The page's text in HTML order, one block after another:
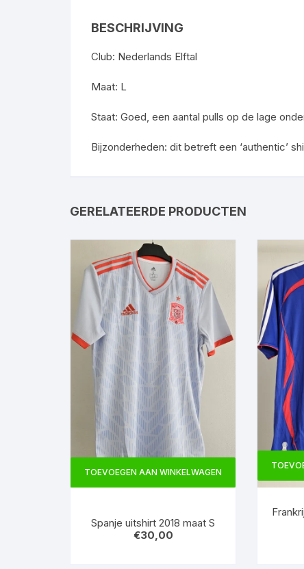
BESCHRIJVING
Club: Nederlands Elftal
Maat: L
Staat: Goed, een aantal pulls op de lage
Bijzonderheden: dit betreft een ‘authentic’
GERELATEERDE PRODUCTEN
TOEVOEGEN AAN WINKELWAGEN
Spanje uitshirt 2018 maat S
€30,00